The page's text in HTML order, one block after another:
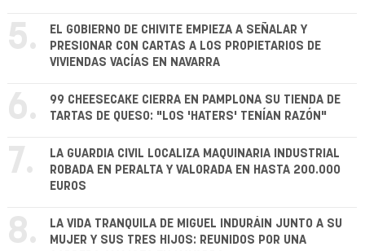
5.
EL GOBIERNO DE CHIVITE EMPIEZA A SEÑALAR Y
PRESIONAR CON CARTAS A LOS PROPIETARIOS DE
VIVIENDAS VACÍAS EN NAVARRA
6.
99 CHEESECAKE CIERRA EN PAMPLONA SU TIENDA DE
TARTAS DE QUESO: "LOS 'HATERS' TENÍAN RAZÓN"
7.
LA GUARDIA CIVIL LOCALIZA MAQUINARIA INDUSTRIAL
ROBADA EN PERALTA Y VALORADA EN HASTA 200.000
EUROS
8.
LA VIDA TRANQUILA DE MIGUEL INDURÁIN JUNTO A SU
MUJER Y SUS TRES HIJOS: REUNIDOS POR UNA